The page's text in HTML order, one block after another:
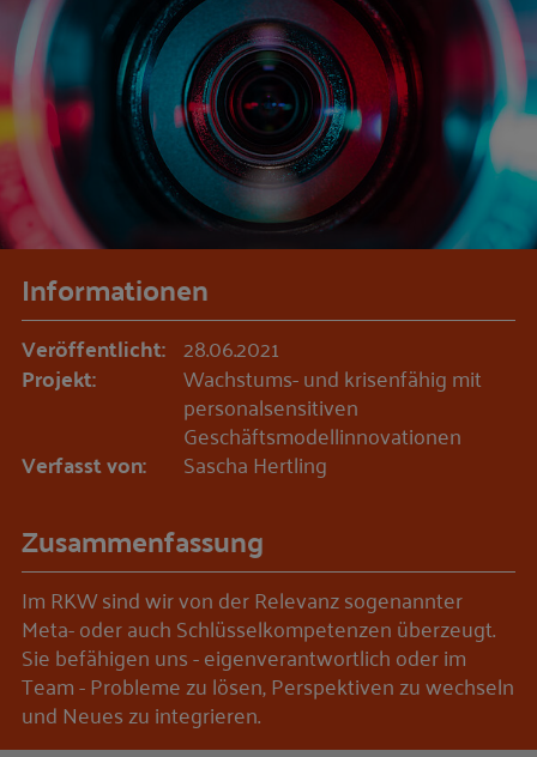
Informationen
Veröffentlicht: 28.06.2021
Projekt: Wachstums- und krisenfähig mit
personalsensitiven
Geschäftsmodellinnovationen
Verfasst von: Sascha Hertling
Zusammenfassung
Im RKW sind wir von der Relevanz sogenannter
Meta- oder auch Schlüsselkompetenzen überzeugt.
Sie befähigen uns - eigenverantwortlich oder im
Team - Probleme zu lösen, Perspektiven zu wechseln
und Neues zu integrieren.